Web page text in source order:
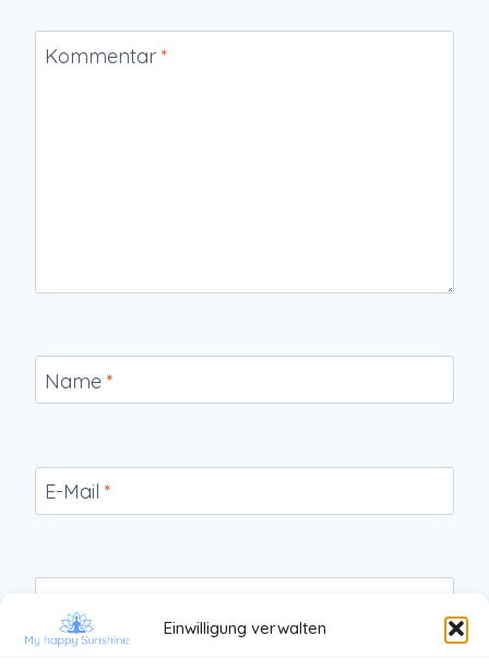
Einwilligung verwalten
Kommentar *
Name *
E-Mail *